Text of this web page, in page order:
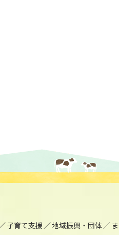
子育て支援 地域振興・団体